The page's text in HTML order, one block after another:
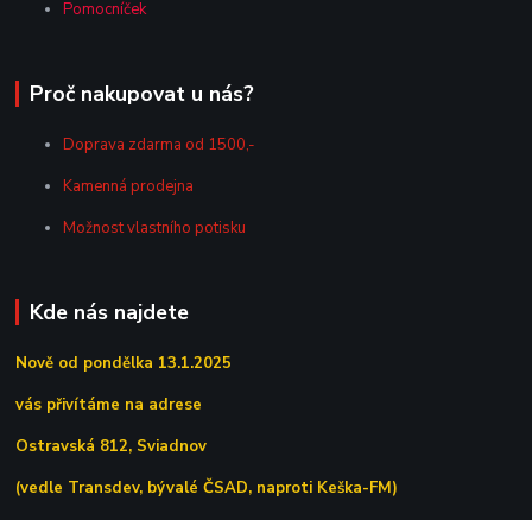
Pomocníček
Proč nakupovat u nás?
Doprava zdarma od 1500,-
Kamenná prodejna
Možnost vlastního potisku
Kde nás najdete
Nově od pondělka 13.1.2025
vás přivítáme na adrese
Ostravská 812, Sviadnov
(vedle Transdev, bývalé ČSAD, naproti Keška-FM)